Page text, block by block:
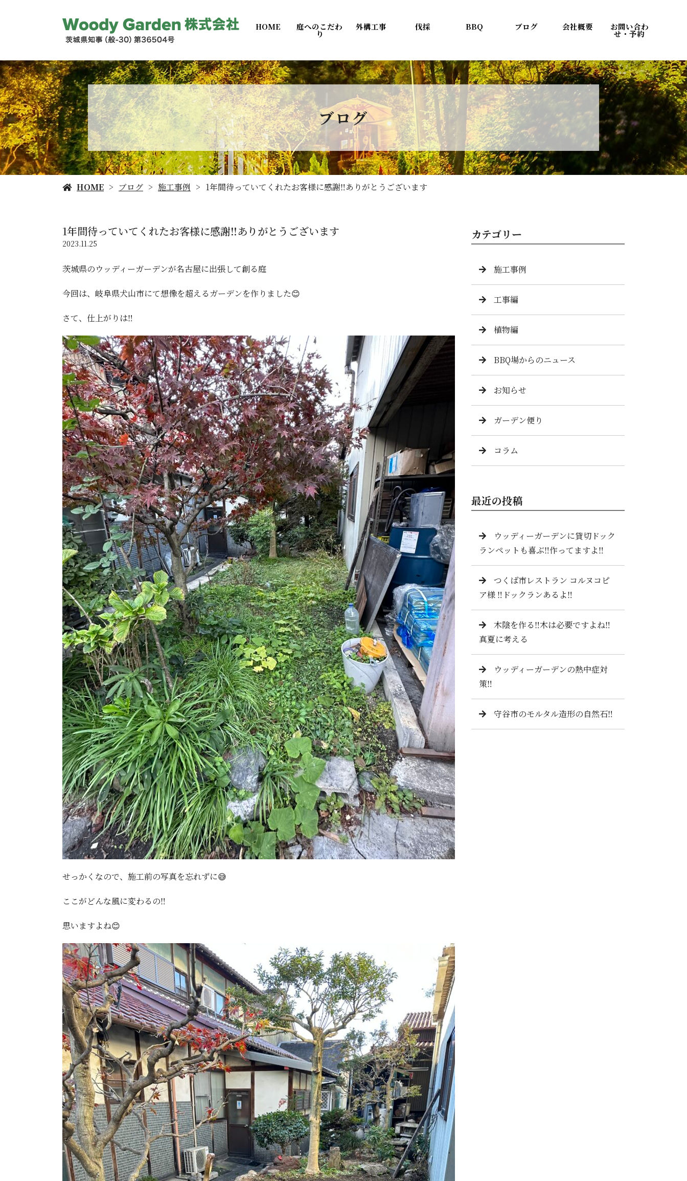
HOME 庭へのこだわ
り
外構工事 伐採 BBQ ブログ 会社概要 お問い合わ
せ・予約
ブログ
HOME ブログ 施工事例 1年間待っていてくれたお客様に感謝‼️ありがとうございます
1年間待っていてくれたお客様に感謝‼️ありがとうございます
2023.11.25
茨城県のウッディーガーデンが名古屋に出張して創る庭
今回は、岐阜県犬山市にて想像を超えるガーデンを作りました😊
さて、仕上がりは‼️
せっかくなので、施工前の写真を忘れずに😅
ここがどんな風に変わるの‼️
思いますよね😊
カテゴリー
施工事例
工事編
植物編
BBQ場からのニュース
お知らせ
ガーデン便り
コラム
最近の投稿
ウッディーガーデンに貸切ドック
ランペットも喜ぶ‼️作ってますよ‼️
つくば市レストラン コルヌコピ
ア様 ‼️ドックランあるよ‼️
木陰を作る‼️木は必要ですよね‼️
真夏に考える
ウッディーガーデンの熱中症対
策‼️
守谷市のモルタル造形の自然石‼️